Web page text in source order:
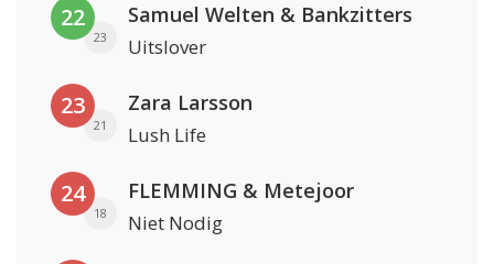
22
23
Samuel Welten & Bankzitters
Uitslover
23
21
Zara Larsson
Lush Life
24
18
FLEMMING & Metejoor
Niet Nodig